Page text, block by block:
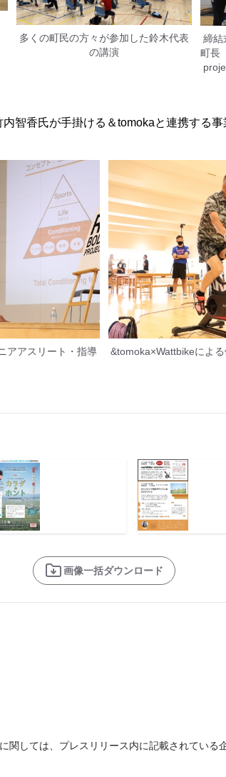
多くの町民の方々が参加した鈴木代表
の講演
締結
町長
智香氏が手掛ける＆tomokaと連携する
アアスリート・指導
&tomoka×Wattbikeによ
画像一括ダウンロード
関しては、プレスリリース内に記載されている